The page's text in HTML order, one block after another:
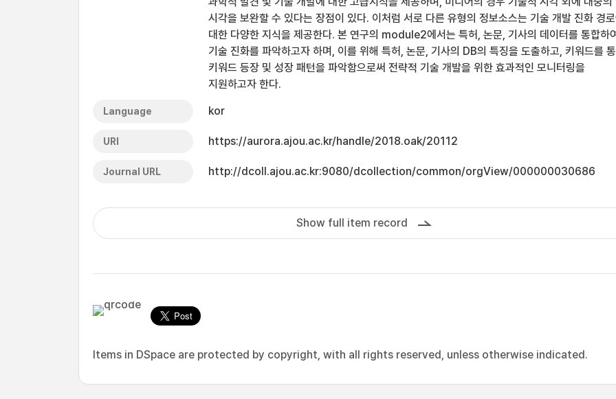
시각을 보완할 수 있다는 장점이 있다. 이처럼 서로 다른 유형의 정보소스는 기술 개발 진화 경로
대한 다양한 지식을 제공한다. 본 연구의 module2에서는 특허, 논문, 기사의 데이터를 통합하
기술 진화를 파악하고자 하며, 이를 위해 특허, 논문, 기사의 DB의 특징을 도출하고, 키워드를
키워드 등장 및 성장 패턴을 파악함으로써 전략적 기술 개발을 위한 효과적인 모니터링을
지원하고자 한다.
Language kor
URI https://aurora.ajou.ac.kr/handle/2018.oak/20112
Journal URL http://dcoll.ajou.ac.kr:9080/dcollection/common/orgView/000000030686
Show full item record
Items in DSpace are protected by copyright, with all rights reserved, unless otherwise indicated.